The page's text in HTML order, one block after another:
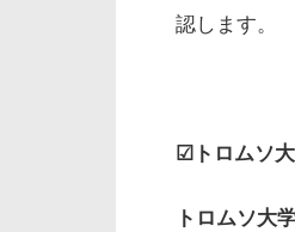
認します。
☑トロムソ
トロムソ大